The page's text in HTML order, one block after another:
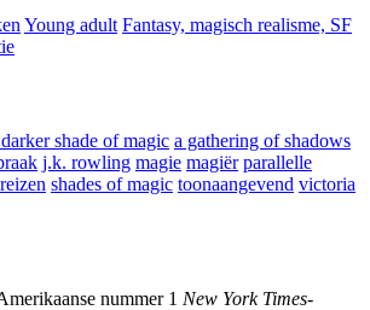
Young adult Fantasy, magisch realisme, SF
shade of magic a gathering of shadows
j.k. rowling magie magiër parallelle
reizen shades of magic toonaangevend victoria
nummer 1 New York Times-